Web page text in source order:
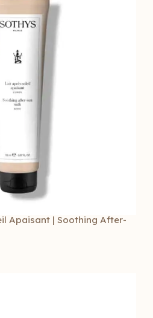
Apaisant | Soothing After-